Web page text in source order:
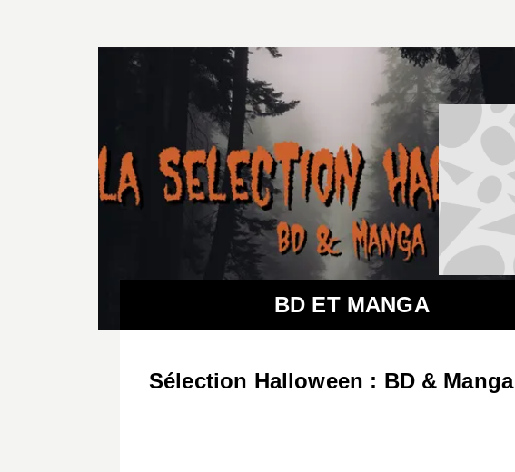
BD ET MANGA
Sélection Halloween : BD & Manga